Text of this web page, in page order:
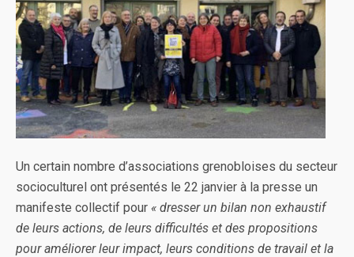
Un certain nombre d’associations grenobloises du secteur
socioculturel ont présentés le 22 janvier à la presse un
manifeste collectif pour « dresser un bilan non exhaustif
de leurs actions, de leurs difficultés et des propositions
pour améliorer leur impact, leurs conditions de travail et la